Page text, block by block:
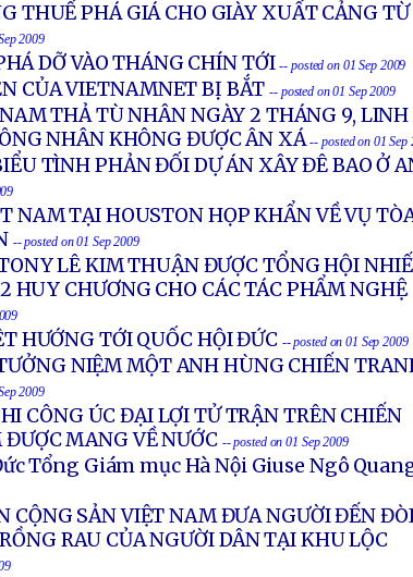
THUẾ PHÁ GIÁ CHO GIÀY XUẤT CẢNG TỪ
2009
DỠ VÀO THÁNG CHÍN TỚI -- posted on 01 Sep 2009
CỦA VIETNAMNET BỊ BẮT -- posted on 01 Sep 2009
THẢ TÙ NHÂN NGÀY 2 THÁNG 9, LINH
NHÂN KHÔNG ĐƯỢC ÂN XÁ -- posted on 01 Sep
TÌNH PHẢN ĐỐI DỰ ÁN XÂY ĐÊ BAO Ở
NAM TẠI HOUSTON HỌP KHẨN VỀ VỤ
-- posted on 01 Sep 2009
LÊ KIM THUẬN ĐƯỢC TỔNG HỘI
HUY CHƯƠNG CHO CÁC TÁC PHẨM NGHỆ
HƯỚNG TỚI QUỐC HỘI ĐỨC -- posted on 01 Sep 2009
NIỆM MỘT ANH HÙNG CHIẾN
2009
CÔNG ÚC ĐẠI LỢI TỬ TRẬN TRÊN CHIẾN
MANG VỀ NƯỚC -- posted on 01 Sep 2009
Tổng Giám mục Hà Nội Giuse Ngô
CỘNG SẢN VIỆT NAM ĐƯA NGƯỜI ĐẾN
RAU CỦA NGƯỜI DÂN TẠI KHU LỘC